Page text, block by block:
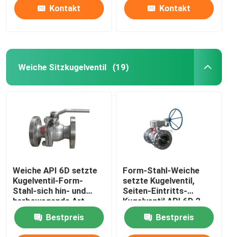
Kontakt Kontakt
Weiche Sitzkugelventil (19)
Weiche API 6D setzte
Kugelventil-Form-
Stahl-sich hin- und
herbewegende Art
Seiteneintritts-
aufgeteilten Körper
Q41F
Bestpreis
Form-Stahl-Weiche
setzte Kugelventil,
Seiten-Eintritts-
Kugelventil API 6D 2
Zoll - 36 Zoll
Bestpreis